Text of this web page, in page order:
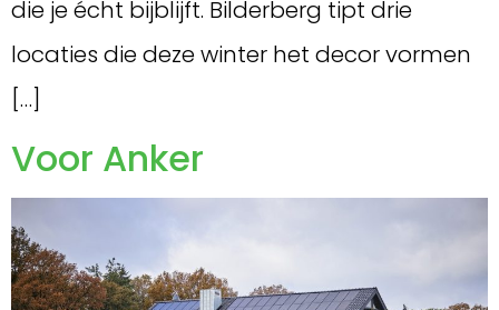
die je écht bijblijft. Bilderberg tipt drie
locaties die deze winter het decor vormen
[…]
Voor Anker